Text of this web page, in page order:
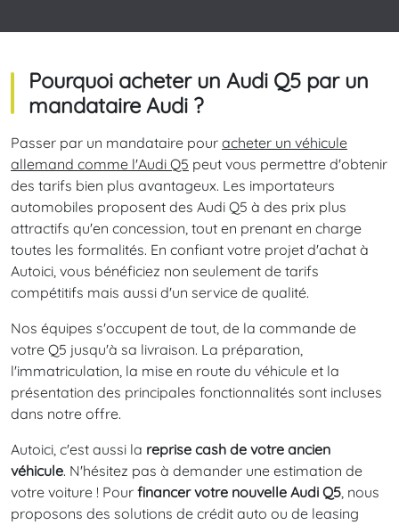
Pourquoi acheter un Audi Q5 par un
mandataire Audi ?
Passer par un mandataire pour acheter un véhicule
allemand comme l'Audi Q5 peut vous permettre d'obtenir
des tarifs bien plus avantageux. Les importateurs
automobiles proposent des Audi Q5 à des prix plus
attractifs qu'en concession, tout en prenant en charge
toutes les formalités. En confiant votre projet d'achat à
Autoici, vous bénéficiez non seulement de tarifs
compétitifs mais aussi d'un service de qualité.
Nos équipes s'occupent de tout, de la commande de
votre Q5 jusqu'à sa livraison. La préparation,
l'immatriculation, la mise en route du véhicule et la
présentation des principales fonctionnalités sont incluses
dans notre offre.
Autoici, c'est aussi la reprise cash de votre ancien
véhicule. N'hésitez pas à demander une estimation de
votre voiture ! Pour financer votre nouvelle Audi Q5, nous
proposons des solutions de crédit auto ou de leasing